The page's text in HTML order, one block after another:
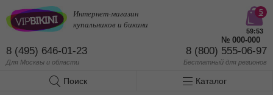
Интернет-магазин
купальников и бикини
8 (495) 646-01-23
Для Москвы и области
8 (800) 555-06-97
Бесплатный для регионов
5
59:53
№ 000-000
Поиск Каталог